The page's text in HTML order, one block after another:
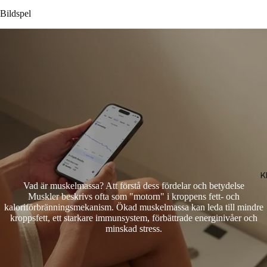
Bildspel
Vad är muskelmassa? Att förstå dess fördelar och betydelse
Muskler beskrivs ofta som "motorn" i kroppens fett- och
kaloriförbränningsmekanism. Ökad muskelmassa kan leda till mindre
kroppsfett, ett starkare immunsystem, förbättrade energinivåer och
minskad stress.